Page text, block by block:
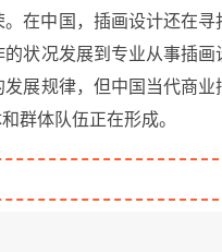
在中国，插画设计还在寻
状况发展到专业从事插画
展规律，但中国当代商业
群体队伍正在形成。